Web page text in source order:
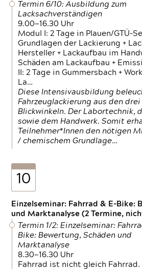
Termin 6/10: Ausbildung zum
Lacksachverständigen
9.00—16.30 Uhr
Modul I: 2 Tage in Plauen/GTÜ-
Grundlagen der Lackierung +
Hersteller + Lackaufbau im
Schäden am Lackaufbau +
II: 2 Tage in Gummersbach +
La…
Diese Intensivausbildung
Fahrzeuglackierung aus den
Blickwinkeln. Der Labortechnik,
sowie dem Handwerk. Somit
Teilnehmer*Innen den nötigen
/ chemischem Grundlage…
10
Einzelseminar: Fahrrad & E-Bike:
und Marktanalyse (2 Termine,
Termin 1/2: Einzelseminar:
Bike: Bewertung, Schäden und
Marktanalyse
8.30—16.30 Uhr
Fahrrad ist nicht gleich